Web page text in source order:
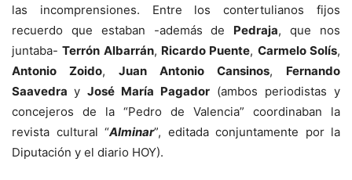
las incomprensiones. Entre los contertulianos fijos
recuerdo que estaban -además de Pedraja, que nos
juntaba-Terrón Albarrán, Ricardo Puente, Carmelo Solís,
Antonio Zoido, Juan Antonio Cansinos, Fernando
Saavedra y José María Pagador (ambos periodistas y
concejeros de la “Pedro de Valencia” coordinaban la
revista cultural “Alminar”, editada conjuntamente por la
Diputación y el diario HOY).